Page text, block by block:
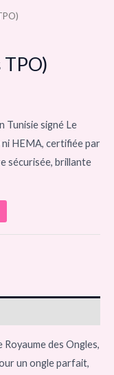
TPO)
Tunisie signé Le
ni HEMA, certifiée par
sécurisée, brillante
des Ongles,
un ongle parfait,